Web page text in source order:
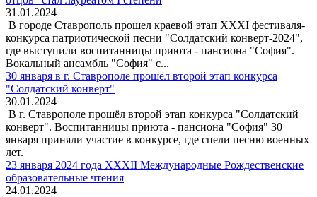
31.01.2024
В городе Ставрополь прошел краевой этап XXXI фестиваля-
конкурса патриотической песни "Солдатский конверт-2024",
где выступили воспитанницы приюта - пансиона "София".
Вокальный ансамбль "София" с...
30 января в г. Ставрополе прошёл второй этап конкурса
"Солдатский конверт"
30.01.2024
В г. Ставрополе прошёл второй этап конкурса "Солдатский
конверт". Воспитанницы приюта - пансиона "София" 30
января приняли участие в конкурсе, где спели песню военных
лет.
23 января 2024 года XXXII Международные Рождественские
образовательные чтения
24.01.2024